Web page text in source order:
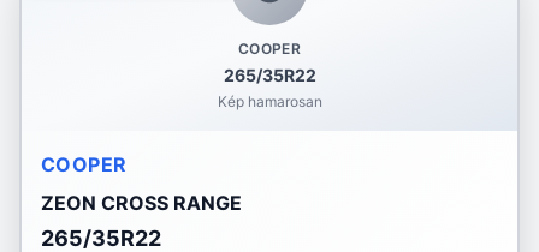
COOPER
265/35R22
Kép hamarosan
COOPER
ZEON CROSS RANGE
265/35R22